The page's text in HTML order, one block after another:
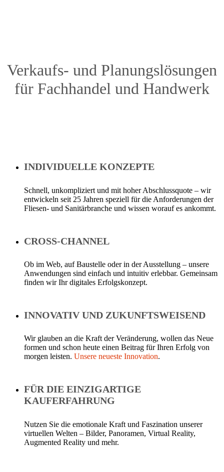
Verkaufs- und Planungslösungen
für Fachhandel und Handwerk
INDIVIDUELLE KONZEPTE
Schnell, unkompliziert und mit hoher Abschlussquote – wir
entwickeln seit 25 Jahren speziell für die Anforderungen der
Fliesen- und Sanitärbranche und wissen worauf es ankommt.
CROSS-CHANNEL
Ob im Web, auf Baustelle oder in der Ausstellung – unsere
Anwendungen sind einfach und intuitiv erlebbar. Gemeinsam
finden wir Ihr digitales Erfolgskonzept.
INNOVATIV UND ZUKUNFTSWEISEND
Wir glauben an die Kraft der Veränderung, wollen das Neue
formen und schon heute einen Beitrag für Ihren Erfolg von
morgen leisten. Unsere neueste Innovation.
FÜR DIE EINZIGARTIGE
KAUFERFAHRUNG
Nutzen Sie die emotionale Kraft und Faszination unserer
virtuellen Welten – Bilder, Panoramen, Virtual Reality,
Augmented Reality und mehr.